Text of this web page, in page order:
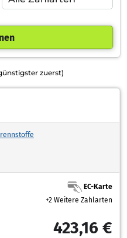
zuerst)
EC-Karte
+2 Weitere Zahlarten
423,16 €